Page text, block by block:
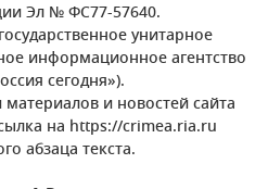
Эл № ФС77-57640.
унитарное
информационное агентство
сегодня»).
и новостей сайта
на https://crimea.ria.ru
абзаца текста.